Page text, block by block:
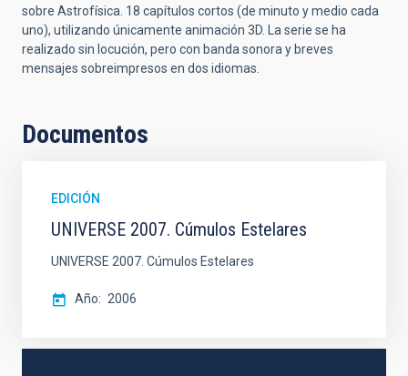
sobre Astrofísica. 18 capítulos cortos (de minuto y medio cada
uno), utilizando únicamente animación 3D. La serie se ha
realizado sin locución, pero con banda sonora y breves
mensajes sobreimpresos en dos idiomas.
Documentos
EDICIÓN
UNIVERSE 2007. Cúmulos Estelares
UNIVERSE 2007. Cúmulos Estelares
Año 2006